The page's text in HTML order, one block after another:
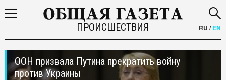
ПРОИСШЕСТВИЯ RU /EN
ООН призвала Путина прекратить войну
против Украины